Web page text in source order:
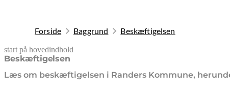
Forside Baggrund Beskæftigelsen
start på hovedindhold
Beskæftigelsen
Læs om beskæftigelsen i Randers Kommune,
senest opdateret 9. februar 2026